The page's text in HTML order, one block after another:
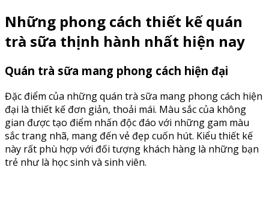
Những phong cách thiết kế quán
trà sữa thịnh hành nhất hiện nay
Quán trà sữa mang phong cách hiện đại
Đặc điểm của những quán trà sữa mang phong cách hiện
đại là thiết kế đơn giản, thoải mái. Màu sắc của không
gian được tạo điểm nhấn độc đáo với những gam màu
sắc trang nhã, mang đến vẻ đẹp cuốn hút. Kiểu thiết kế
này rất phù hợp với đối tượng khách hàng là những bạn
trẻ như là học sinh và sinh viên.